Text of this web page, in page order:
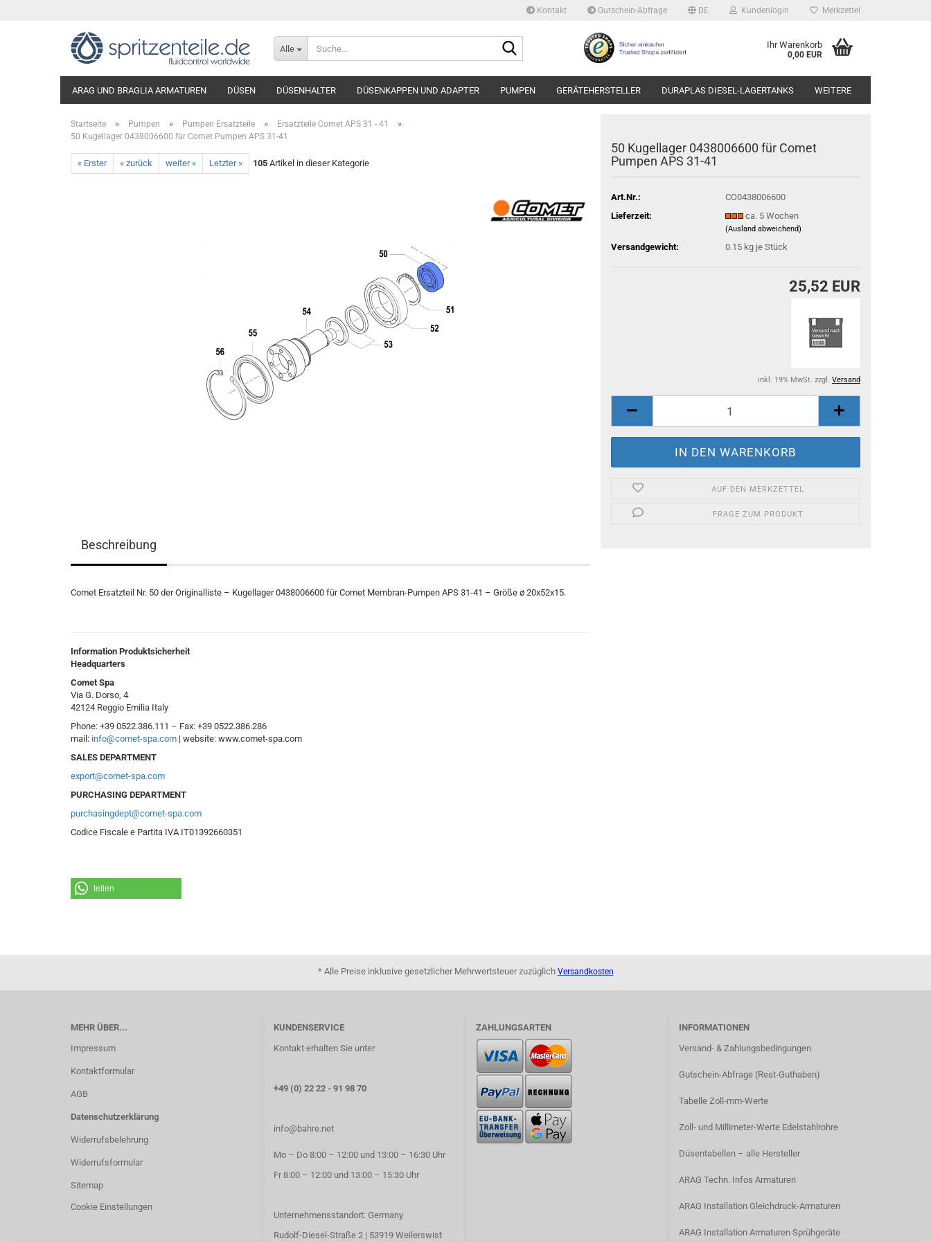
Kontakt Gutschein-Abfrage DE Kundenlogin Merkzettel
Alle Ihr Warenkorb
0,00 EUR
ARAG UND BRAGLIA ARMATUREN DÜSEN DÜSENHALTER DÜSENKAPPEN UND ADAPTER PUMPEN GERÄTEHERSTELLER DURAPLAS DIESEL-LAGERTANKS WEITERE
Startseite » Pumpen » Pumpen Ersatzteile » Ersatzteile Comet APS 31 - 41 »
50 Kugellager 0438006600 für Comet Pumpen APS 31-41
« Erster « zurück weiter » Letzter » 105 Artikel in dieser Kategorie
50 Kugellager 0438006600 für Comet
Pumpen APS 31-41
Art.Nr.:
CO0438006600
Lieferzeit:
ca. 5 Wochen
(Ausland abweichend)
Versandgewicht: 0.15 kg je Stück
25,52 EUR
inkl. 19% MwSt. zzgl. Versand
AUF DEN MERKZETTEL
FRAGE ZUM PRODUKT
Beschreibung
Comet Ersatzteil Nr. 50 der Originalliste – Kugellager 0438006600 für Comet Membran-Pumpen APS 31-41 – Größe ø 20x52x15.
Information Produktsicherheit
Headquarters
Comet Spa
Via G. Dorso, 4
42124 Reggio Emilia Italy
Phone: +39 0522.386.111 – Fax: +39 0522.386.286
mail: info@comet-spa.com | website: www.comet-spa.com
SALES DEPARTMENT
export@comet-spa.com
PURCHASING DEPARTMENT
purchasingdept@comet-spa.com
Codice Fiscale e Partita IVA IT01392660351
teilen
* Alle Preise inklusive gesetzlicher Mehrwertsteuer zuzüglich Versandkosten
MEHR ÜBER...
Impressum
Kontaktformular
AGB
Datenschutzerklärung
Widerrufsbelehrung
Widerrufsformular
Sitemap
Cookie Einstellungen
KUNDENSERVICE
Kontakt erhalten Sie unter
+49 (0) 22 22 - 91 98 70
info@bahre.net
Mo – Do 8:00 – 12:00 und 13:00 – 16:30 Uhr
Fr 8:00 – 12:00 und 13:00 – 15:30 Uhr
Unternehmensstandort: Germany
Rudolf-Diesel-Straße 2 | 53919 Weilerswist
ZAHLUNGSARTEN
INFORMATIONEN
Versand- & Zahlungsbedingungen​
Gutschein-Abfrage (Rest-Guthaben)
Tabelle Zoll-mm-Werte
Zoll- und Millimeter-Werte Edelstahlrohre
Düsentabellen – alle Hersteller
ARAG Techn. Infos Armaturen
ARAG Installation Gleichdruck-Armaturen
ARAG Installation Armaturen Sprühgeräte